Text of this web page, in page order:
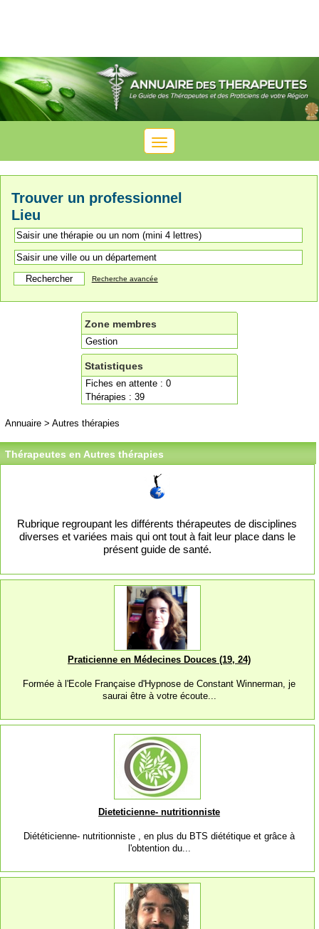
Toggle
navigation
Trouver un professionnel
Lieu
Recherche avancée
Zone membres
Gestion
Statistiques
Fiches en attente : 0
Thérapies : 39
Annuaire > Autres thérapies
Thérapeutes en Autres thérapies
Rubrique regroupant les différents thérapeutes de disciplines
diverses et variées mais qui ont tout à fait leur place dans le
présent guide de santé.
Praticienne en Médecines Douces (19, 24)
Formée à l'Ecole Française d'Hypnose de Constant Winnerman, je
saurai être à votre écoute...
Dieteticienne- nutritionniste
Diététicienne- nutritionniste , en plus du BTS diététique et grâce à
l'obtention du...